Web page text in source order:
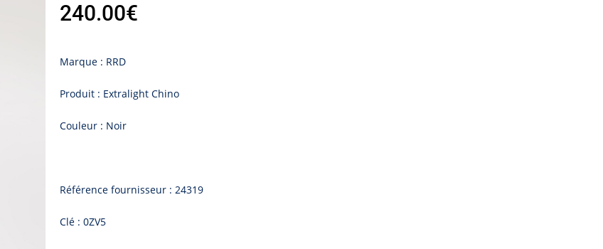
240.00€
Marque : RRD
Produit : Extralight Chino
Couleur : Noir
Référence fournisseur : 24319
Clé : 0ZV5